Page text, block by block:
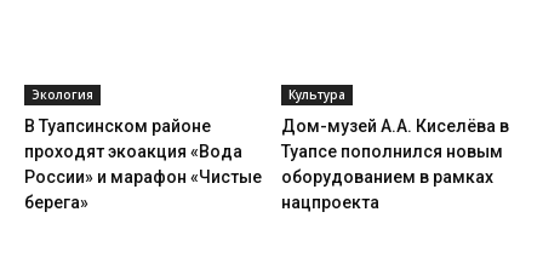
Экология
В Туапсинском районе
проходят экоакция «Вода
России» и марафон «Чистые
берега»
Культура
Дом-музей А.А. Киселёва в
Туапсе пополнился новым
оборудованием в рамках
нацпроекта